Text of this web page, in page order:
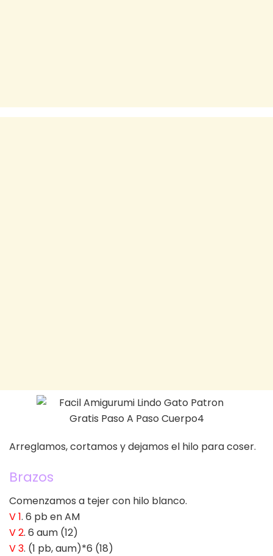
Arreglamos, cortamos y dejamos el hilo para coser.
Brazos
Comenzamos a tejer con hilo blanco.
V 1. 6 pb en AM
V 2. 6 aum (12)
V 3. (1 pb, aum)*6 (18)